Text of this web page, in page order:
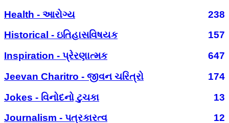
Health - આરોગ્ય
238
Historical - ઇતિહાસવિષયક
157
Inspiration - પ્રેરણાત્મક
647
Jeevan Charitro - જીવન ચરિત્રો
174
Jokes - વિનોદનો ટુચકા
13
Journalism - પત્રકારત્વ
12